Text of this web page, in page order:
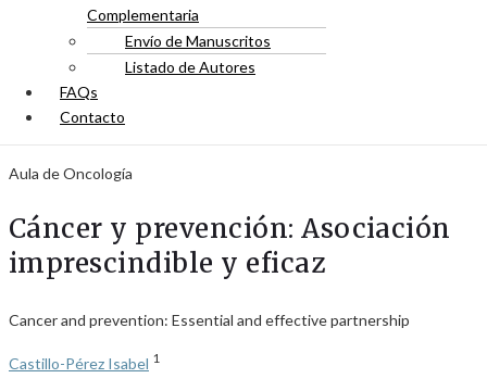
Complementaria
Envío de Manuscritos
Listado de Autores
FAQs
Contacto
Aula de Oncología
Cáncer y prevención: Asociación
imprescindible y eficaz
Cancer and prevention: Essential and effective partnership
Castillo-Pérez Isabel 1